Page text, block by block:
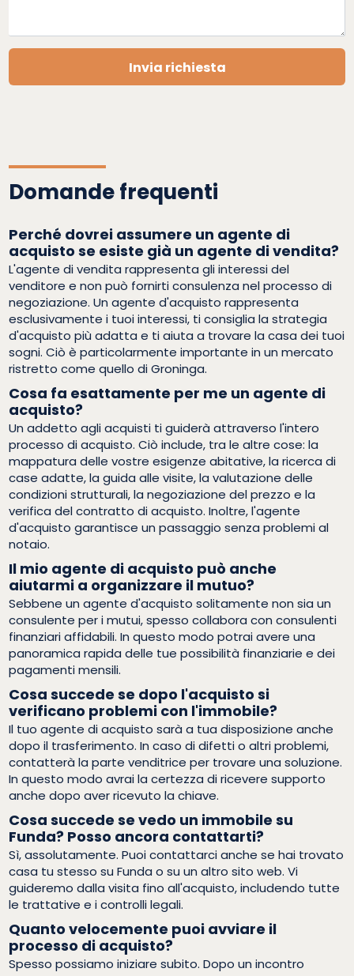
Invia richiesta
Domande frequenti
Perché dovrei assumere un agente di
acquisto se esiste già un agente di vendita?
L'agente di vendita rappresenta gli interessi del
venditore e non può fornirti consulenza nel processo di
negoziazione. Un agente d'acquisto rappresenta
esclusivamente i tuoi interessi, ti consiglia la strategia
d'acquisto più adatta e ti aiuta a trovare la casa dei tuoi
sogni. Ciò è particolarmente importante in un mercato
ristretto come quello di Groninga.
Cosa fa esattamente per me un agente di
acquisto?
Un addetto agli acquisti ti guiderà attraverso l'intero
processo di acquisto. Ciò include, tra le altre cose: la
mappatura delle vostre esigenze abitative, la ricerca di
case adatte, la guida alle visite, la valutazione delle
condizioni strutturali, la negoziazione del prezzo e la
verifica del contratto di acquisto. Inoltre, l'agente
d'acquisto garantisce un passaggio senza problemi al
notaio.
Il mio agente di acquisto può anche
aiutarmi a organizzare il mutuo?
Sebbene un agente d'acquisto solitamente non sia un
consulente per i mutui, spesso collabora con consulenti
finanziari affidabili. In questo modo potrai avere una
panoramica rapida delle tue possibilità finanziarie e dei
pagamenti mensili.
Cosa succede se dopo l'acquisto si
verificano problemi con l'immobile?
Il tuo agente di acquisto sarà a tua disposizione anche
dopo il trasferimento. In caso di difetti o altri problemi,
contatterà la parte venditrice per trovare una soluzione.
In questo modo avrai la certezza di ricevere supporto
anche dopo aver ricevuto la chiave.
Cosa succede se vedo un immobile su
Funda? Posso ancora contattarti?
Sì, assolutamente. Puoi contattarci anche se hai trovato
casa tu stesso su Funda o su un altro sito web. Vi
guideremo dalla visita fino all'acquisto, includendo tutte
le trattative e i controlli legali.
Quanto velocemente puoi avviare il
processo di acquisto?
Spesso possiamo iniziare subito. Dopo un incontro